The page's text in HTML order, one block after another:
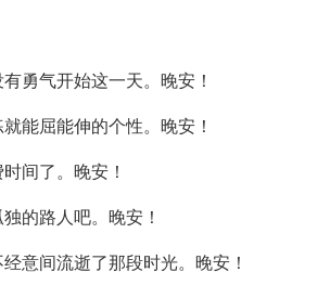
勇气开始这一天。晚安！
能屈能伸的个性。晚安！
间了。晚安！
的路人吧。晚安！
意间流逝了那段时光。晚安！